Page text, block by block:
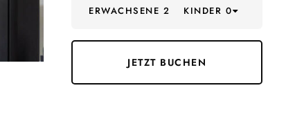
ERWACHSENE 2 KINDER 0